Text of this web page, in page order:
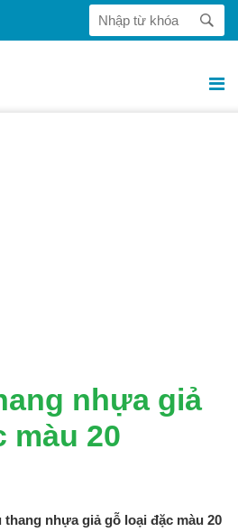
nhựa giả
màu 20
thang nhựa giả gỗ loại đặc màu 20